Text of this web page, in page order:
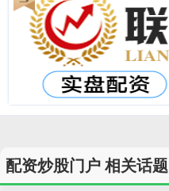
配资炒股门户 相关话题